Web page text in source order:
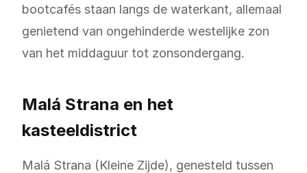
bootcafés staan langs de waterkant, allemaal
genietend van ongehinderde westelijke zon
van het middaguur tot zonsondergang.
Malá Strana en het
kasteeldistrict
Malá Strana (Kleine Zijde), genesteld tussen